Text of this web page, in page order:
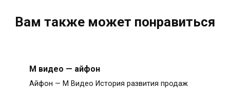
Вам также может понравиться
М видео — айфон
Айфон — М Видео История развития продаж